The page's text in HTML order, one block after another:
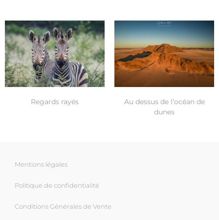
Regards rayés
Au dessus de l’océan de
dunes
Mentions légales
Politique de confidentialité
Conditions Générales de Vente